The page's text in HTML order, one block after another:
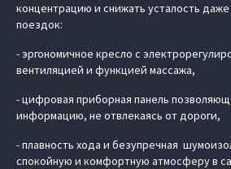
концентрацию и снижать усталость
поездок:
- эргономичное кресло с
вентиляцией и функцией массажа,
- цифровая приборная панель
информацию, не отвлекаясь от дороги,
- плавность хода и безупречная
спокойную и комфортную атмосферу в